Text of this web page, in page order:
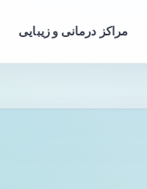
مراکز درمانی و زیبایی